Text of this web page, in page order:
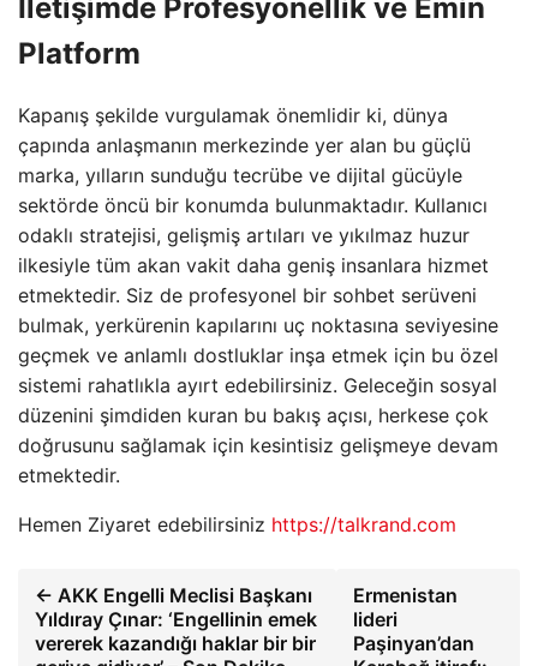
İletişimde Profesyonellik ve Emin
Platform
Kapanış şekilde vurgulamak önemlidir ki, dünya
çapında anlaşmanın merkezinde yer alan bu güçlü
marka, yılların sunduğu tecrübe ve dijital gücüyle
sektörde öncü bir konumda bulunmaktadır. Kullanıcı
odaklı stratejisi, gelişmiş artıları ve yıkılmaz huzur
ilkesiyle tüm akan vakit daha geniş insanlara hizmet
etmektedir. Siz de profesyonel bir sohbet serüveni
bulmak, yerkürenin kapılarını uç noktasına seviyesine
geçmek ve anlamlı dostluklar inşa etmek için bu özel
sistemi rahatlıkla ayırt edebilirsiniz. Geleceğin sosyal
düzenini şimdiden kuran bu bakış açısı, herkese çok
doğrusunu sağlamak için kesintisiz gelişmeye devam
etmektedir.
Hemen Ziyaret edebilirsiniz https://talkrand.com
← AKK Engelli Meclisi Başkanı
Yıldıray Çınar: ‘Engellinin emek
vererek kazandığı haklar bir bir
Ermenistan
lideri
Paşinyan’dan